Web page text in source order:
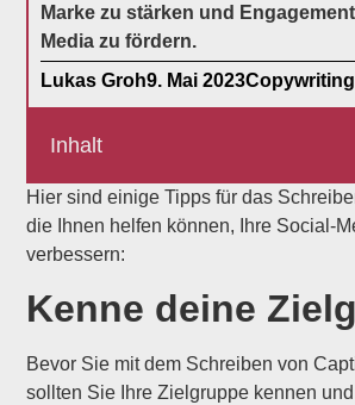
Marke zu stärken und
Media zu fördern.
Lukas Groh9. Mai 2023Copywriting
Inhalt
Hier sind einige Tipps für das
die Ihnen helfen können, Ihre Social-
verbessern:
Kenne deine
Bevor Sie mit dem Schreiben von
sollten Sie Ihre Zielgruppe kennen